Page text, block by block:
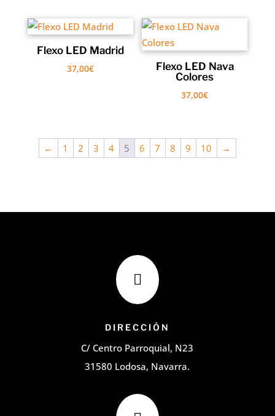
Flexo LED Madrid
37,00€
Flexo LED Nava
Colores
37,00€
← 1 2 3 4 5 6 7 8 9 10 →

DIRECCIÓN
C/ Centro Parroquial, N23
31580 Lodosa, Navarra.